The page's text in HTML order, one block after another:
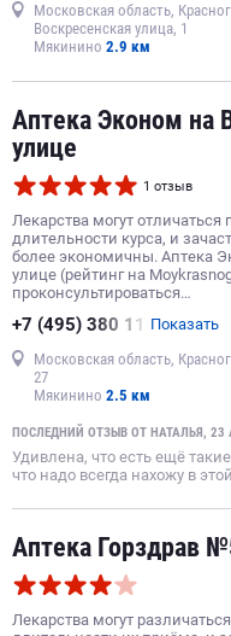
Московская область,
Воскресенская улица, 1
Мякинино 2.9 км
Аптека Эконом на
улице
1 отзыв
Лекарства могут отличаться
длительности курса, и
более экономичны. Аптека
улице (рейтинг на
проконсультироваться…
+7 (495) 380 11 Показать
Московская область,
27
Мякинино 2.5 км
ПОСЛЕДНИЙ ОТЗЫВ ОТ НАТАЛЬЯ, 23
Удивлена, что есть ещё
что надо всегда нахожу в
Аптека Горздрав
Лекарства могут